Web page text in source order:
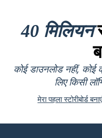
40 मिलियन
कोई डाउनलोड नहीं,
लिए किसी
मेरा पहला स्टोरीबोर्ड